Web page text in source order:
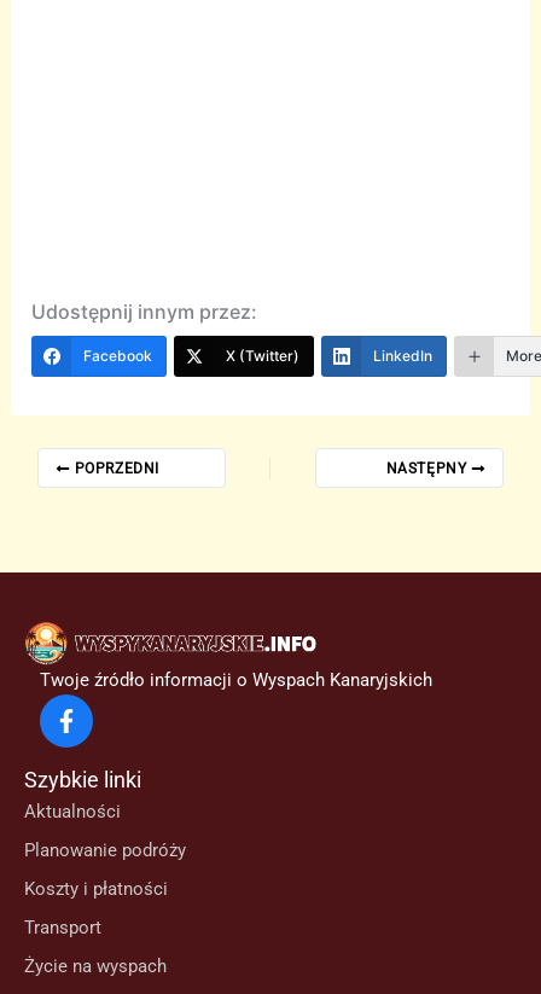
Udostępnij innym przez:
Facebook X (Twitter) LinkedIn
POPRZEDNI NASTĘPNY
Twoje źródło informacji o Wyspach Kanaryjskich
Szybkie linki
Aktualności
Planowanie podróży
Koszty i płatności
Transport
Życie na wyspach